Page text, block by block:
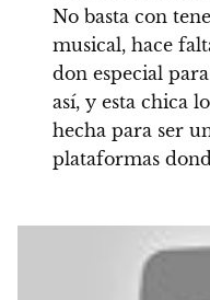
No basta con
musical, hace
don especial
así, y esta chica
hecha para ser
plataformas